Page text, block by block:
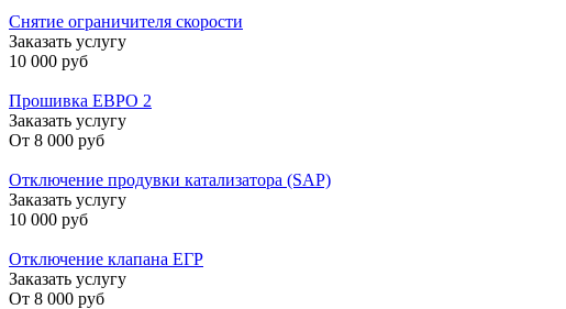
Снятие ограничителя скорости
Заказать услугу
10 000 руб
Прошивка ЕВРО 2
Заказать услугу
От 8 000 руб
Отключение продувки катализатора (SAP)
Заказать услугу
10 000 руб
Отключение клапана ЕГР
Заказать услугу
От 8 000 руб